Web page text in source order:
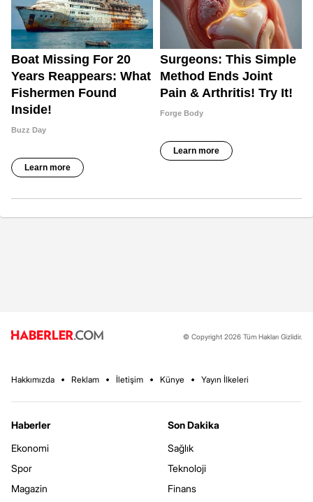
© Copyright 2026 Tüm Hakları Gizlidir.
Hakkımızda Reklam İletişim Künye Yayın İlkeleri
Haberler
Ekonomi
Spor
Magazin
Son Dakika
Sağlık
Teknoloji
Finans